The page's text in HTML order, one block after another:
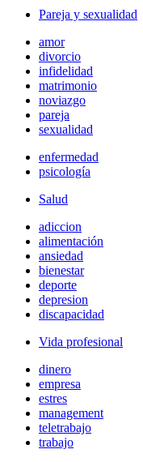
Pareja y sexualidad
amor
divorcio
infidelidad
matrimonio
noviazgo
pareja
sexualidad
enfermedad
psicología
Salud
adiccion
alimentación
ansiedad
bienestar
deporte
depresion
discapacidad
Vida profesional
dinero
empresa
estres
management
teletrabajo
trabajo